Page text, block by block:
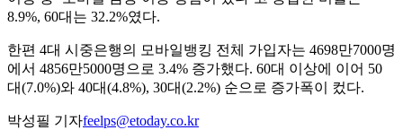
8.9%, 60대는 32.2%였다.
한편 4대 시중은행의 모바일뱅킹 전체 가입자는 4698만7000명
에서 4856만5000명으로 3.4% 증가했다. 60대 이상에 이어 50
대(7.0%)와 40대(4.8%), 30대(2.2%) 순으로 증가폭이 컸다.
박성필 기자feelps@etoday.co.kr